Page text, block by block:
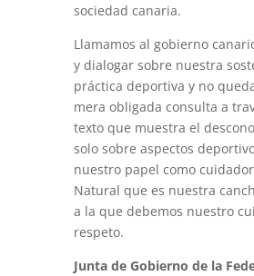
sociedad canaria.
Llamamos al gobierno
y dialogar sobre nuestra
práctica deportiva y no
mera obligada consulta a
texto que muestra el
solo sobre aspectos
nuestro papel como
Natural que es nuestra
a la que debemos nuestro
respeto.
Junta de Gobierno de la